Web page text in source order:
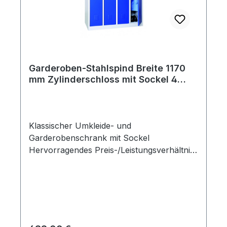
Garderoben-Stahlspind Breite 1170
mm Zylinderschloss mit Sockel 4
Klassischer Umkleide- und
Garderobenschrank mit Sockel
Hervorragendes Preis-/Leistungsverhältnis
Einsteckbarer Hutboden und Kleiderstange